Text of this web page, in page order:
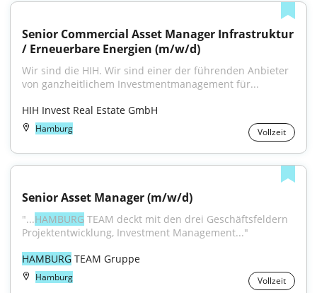
Senior Commercial Asset Manager Infrastruktur
/ Erneuerbare Energien (m/w/d)
Wir sind die HIH. Wir sind einer der führenden Anbieter
von ganzheitlichem Investmentmanagement für...
HIH Invest Real Estate GmbH
Hamburg Vollzeit
Senior Asset Manager (m/w/d)
"...HAMBURG TEAM deckt mit den drei Geschäftsfeldern
Projektentwicklung, Investment Management..."
HAMBURG TEAM Gruppe
Hamburg Vollzeit